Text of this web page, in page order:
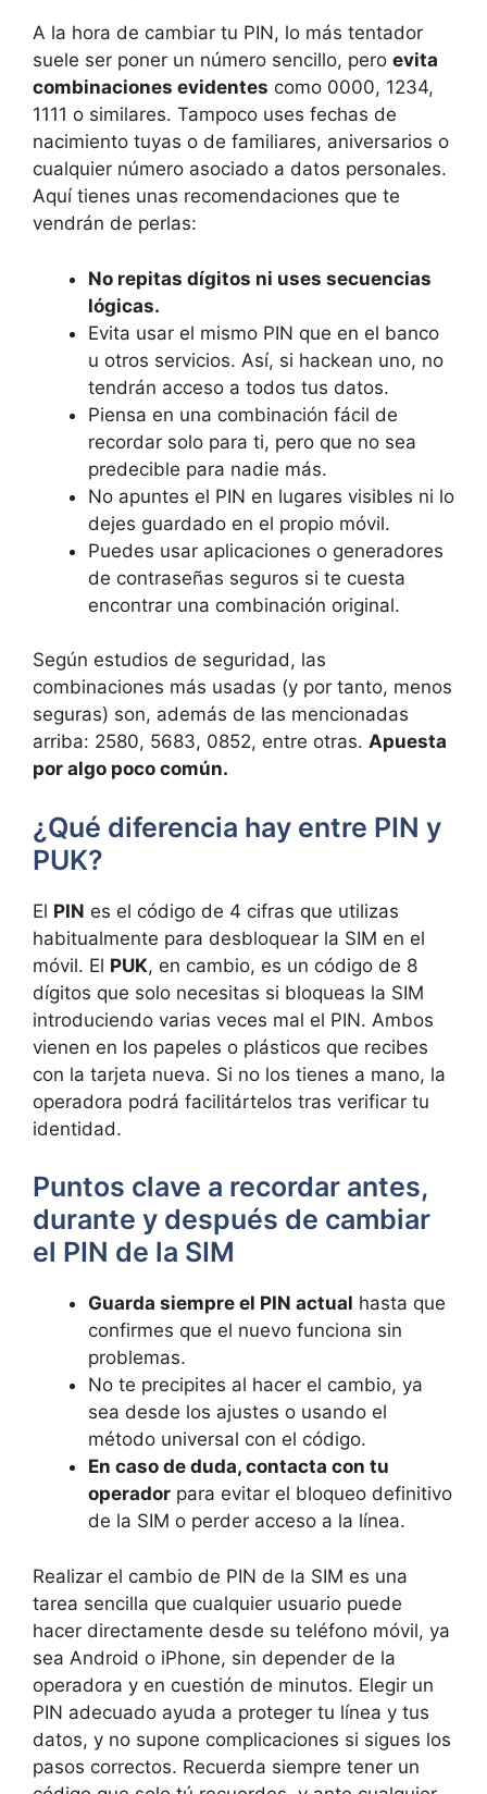
A la hora de cambiar tu PIN, lo más tentador
suele ser poner un número sencillo, pero evita
combinaciones evidentes como 0000, 1234,
1111 o similares. Tampoco uses fechas de
nacimiento tuyas o de familiares, aniversarios o
cualquier número asociado a datos personales.
Aquí tienes unas recomendaciones que te
vendrán de perlas:
No repitas dígitos ni uses secuencias
lógicas.
Evita usar el mismo PIN que en el banco
u otros servicios. Así, si hackean uno, no
tendrán acceso a todos tus datos.
Piensa en una combinación fácil de
recordar solo para ti, pero que no sea
predecible para nadie más.
No apuntes el PIN en lugares visibles ni lo
dejes guardado en el propio móvil.
Puedes usar aplicaciones o generadores
de contraseñas seguros si te cuesta
encontrar una combinación original.
Según estudios de seguridad, las
combinaciones más usadas (y por tanto, menos
seguras) son, además de las mencionadas
arriba: 2580, 5683, 0852, entre otras. Apuesta
por algo poco común.
¿Qué diferencia hay entre PIN y
PUK?
El PIN es el código de 4 cifras que utilizas
habitualmente para desbloquear la SIM en el
móvil. El PUK, en cambio, es un código de 8
dígitos que solo necesitas si bloqueas la SIM
introduciendo varias veces mal el PIN. Ambos
vienen en los papeles o plásticos que recibes
con la tarjeta nueva. Si no los tienes a mano, la
operadora podrá facilitártelos tras verificar tu
identidad.
Puntos clave a recordar antes,
durante y después de cambiar
el PIN de la SIM
Guarda siempre el PIN actual hasta que
confirmes que el nuevo funciona sin
problemas.
No te precipites al hacer el cambio, ya
sea desde los ajustes o usando el
método universal con el código.
En caso de duda, contacta con tu
operador para evitar el bloqueo definitivo
de la SIM o perder acceso a la línea.
Realizar el cambio de PIN de la SIM es una
tarea sencilla que cualquier usuario puede
hacer directamente desde su teléfono móvil, ya
sea Android o iPhone, sin depender de la
operadora y en cuestión de minutos. Elegir un
PIN adecuado ayuda a proteger tu línea y tus
datos, y no supone complicaciones si sigues los
pasos correctos. Recuerda siempre tener un